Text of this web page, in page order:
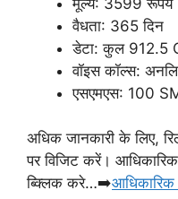
वैधता: 365 दिन
डेटा: कुल 912.5
वॉइस कॉल्स:
एसएमएस: 100
अधिक जानकारी के लिए,
पर विजिट करें।
ब्क्लिक करे…➡️आधिकारिक